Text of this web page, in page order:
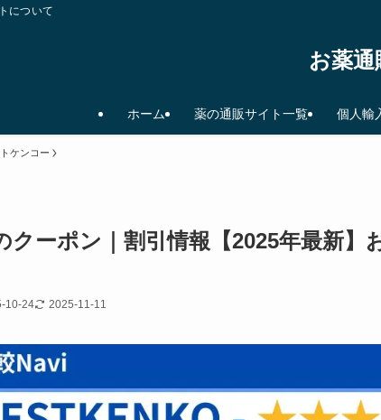
について
お薬通
ホーム 薬の通販サイト一覧 個人輸
ケンコー
ーポン｜割引情報【2025年最新】
10-24 2025-11-11